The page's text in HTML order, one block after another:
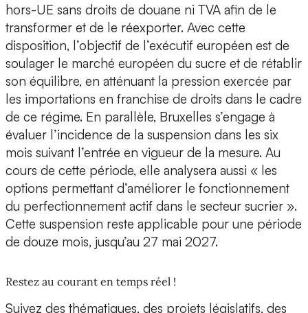
hors-UE sans droits de douane ni TVA afin de le
transformer et de le réexporter. Avec cette
disposition, l’objectif de l’exécutif européen est de
soulager le marché européen du sucre et de rétablir
son équilibre, en atténuant la pression exercée par
les importations en franchise de droits dans le cadre
de ce régime. En parallèle, Bruxelles s’engage à
évaluer l’incidence de la suspension dans les six
mois suivant l’entrée en vigueur de la mesure. Au
cours de cette période, elle analysera aussi « les
options permettant d’améliorer le fonctionnement
du perfectionnement actif dans le secteur sucrier ».
Cette suspension reste applicable pour une période
de douze mois, jusqu’au 27 mai 2027.
Restez au courant en temps réel !
Suivez des thématiques, des projets législatifs, des